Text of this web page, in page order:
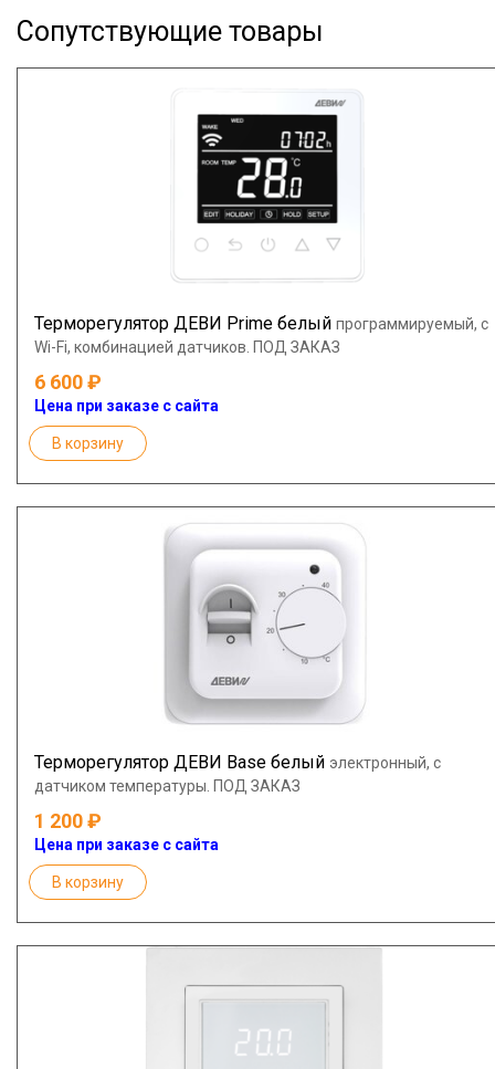
Сопутствующие товары
Терморегулятор ДЕВИ Prime белый программируемый, с
Wi-Fi, комбинацией датчиков. ПОД ЗАКАЗ
6 600
Цена при заказе с сайта
В корзину
Терморегулятор ДЕВИ Base белый электронный, с
датчиком температуры. ПОД ЗАКАЗ
1 200
Цена при заказе с сайта
В корзину